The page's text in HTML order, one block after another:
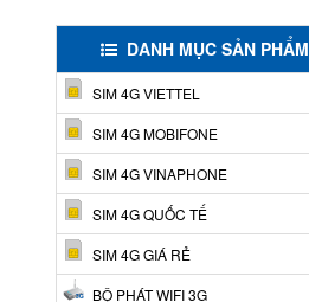
DANH MỤC SẢN PHẨM
SIM 4G VIETTEL
SIM 4G MOBIFONE
SIM 4G VINAPHONE
SIM 4G QUỐC TẾ
SIM 4G GIÁ RẺ
BỘ PHÁT WIFI 3G